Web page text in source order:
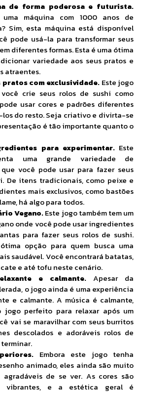
de forma poderosa e futurista.
máquina com 1000 anos de
Sim, esta máquina está disponível
pode usá-la para transformar seus
diferentes formas. Esta é uma ótima
variedade aos seus pratos e
atraentes.
com exclusividade. Este jogo
crie seus rolos de sushi como
usar cores e padrões diferentes
do resto. Seja criativo e divirta-se
é tão importante quanto o
para experimentar. Este
uma grande variedade de
você pode usar para fazer seus
De itens tradicionais, como peixe e
mais exclusivos, como bastões
há algo para todos.
Vegano.Este jogo também tem um
onde você pode usar ingredientes
para fazer seus rolos de sushi.
opção para quem busca uma
saudável. Você encontrará batatas,
e até tofu neste cenário.
e calmante. Apesar da
o jogo ainda é uma experiência
e calmante. A música é calmante,
jogo perfeito para relaxar após um
vai se maravilhar com seus burritos
descolados e adoráveis ​​rolos de
Embora este jogo tenha
animado, eles ainda são muito
​​de se ver. As cores são
vibrantes, e a estética geral é